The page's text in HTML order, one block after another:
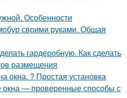
Особенности
своими руками. Общая
гардеробную. Как сделать
размещения
окна. ? Простая установка
окна — проверенные способы с